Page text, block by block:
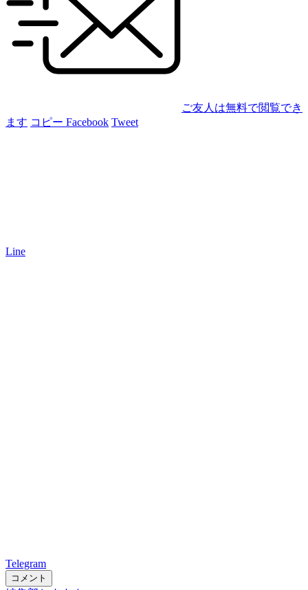
ご友人は無料で閲覧でき
ます コピー Facebook Tweet
Line
Telegram
コメント